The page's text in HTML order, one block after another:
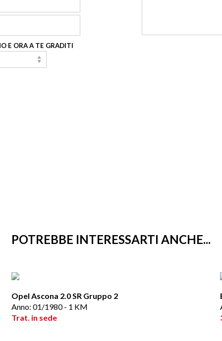
E ORA A TE GRADITI
POTREBBE INTERESSARTI ANCHE...
Opel Ascona 2.0 SR Gruppo 2
Anno: 01/1980 - 1 KM
Trat. in sede